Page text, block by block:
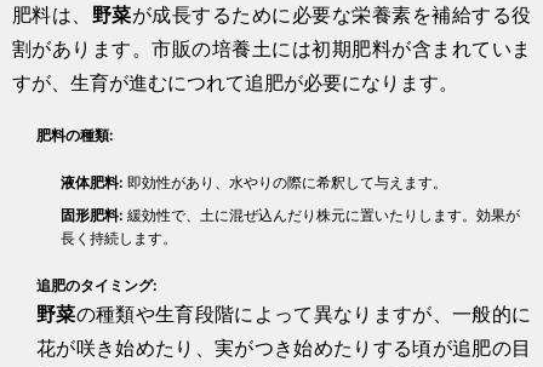
肥料は、 野菜が成長するために必要な栄養素を補給する役
割があります。市販の培養土には初期肥料が含まれていま
すが、生育が進むにつれて追肥が必要になります。
肥料の種類:
液体肥料: 即効性があり、水やりの際に希釈して与えます。
固形肥料: 緩効性で、土に混ぜ込んだり株元に置いたりします。効果が
長く持続します。
追肥のタイミング:
野菜の種類や生育段階によって異なりますが、一般的に
花が咲き始めたり、実がつき始めたりする頃が追肥の目